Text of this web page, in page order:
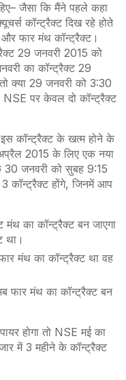
– जैसा कि मैंने पहले कहा
कॉन्ट्रैक्ट दिख रहे होते
फार मंथ कॉन्ट्रैक्ट।
29 जनवरी 2015 को
का कॉन्ट्रैक्ट 29
क्या 29 जनवरी को 3:30
NSE पर केवल दो कॉन्ट्रैक्ट
इस कॉन्ट्रैक्ट के खत्म होने के
2015 के लिए एक नया
30 जनवरी को सुबह 9:15
कॉन्ट्रैक्ट होंगे, जिनमें आप
का कॉन्ट्रैक्ट बन जाएगा
था।
मंथ का कॉन्ट्रैक्ट था वह
फार मंथ का कॉन्ट्रैक्ट बन
होगा तो NSE मई का
में 3 महीने के कॉन्ट्रैक्ट